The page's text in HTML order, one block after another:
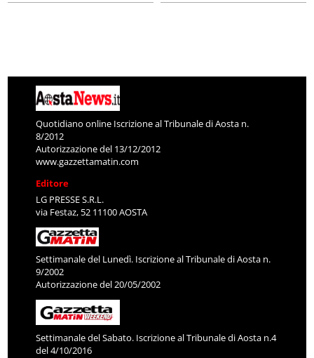
Quotidiano online Iscrizione al Tribunale di Aosta n.
8/2012
Autorizzazione del 13/12/2012
www.gazzettamatin.com
Editore
LG PRESSE S.R.L.
via Festaz, 52 11100 AOSTA
Settimanale del Lunedì. Iscrizione al Tribunale di Aosta n.
9/2002
Autorizzazione del 20/05/2002
Settimanale del Sabato. Iscrizione al Tribunale di Aosta n.4
del 4/10/2016